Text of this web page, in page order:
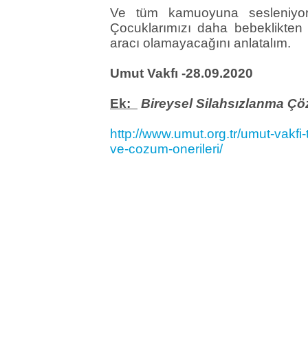
Ve tüm kamuoyuna
Çocuklarımızı daha
aracı olamayacağını anlatalım.
Umut Vakfı -28.09.2020
Ek: Bireysel Silahsızlanma
http://www.umut.org.tr/umut-
ve-cozum-onerileri/